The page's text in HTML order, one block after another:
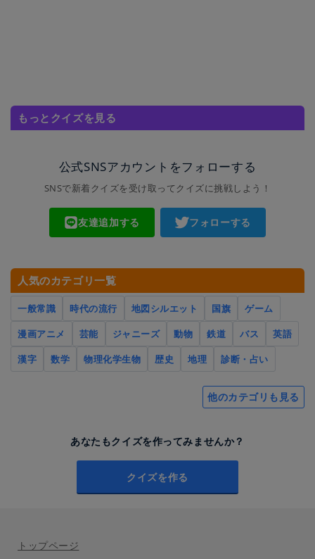
もっとクイズを見る
公式SNSアカウントをフォローする
SNSで新着クイズを受け取ってクイズに挑戦しよう！
友達追加する フォローする
人気のカテゴリ一覧
一般常識 時代の流行 地図シルエット 国旗
ゲーム
漫画アニメ
芸能 ジャニーズ 動物 鉄道 バス
英語
漢字
数学 物理化学生物 歴史 地理 診断・占い
他のカテゴリも見る
あなたもクイズを作ってみませんか？
クイズを作る
トップページ